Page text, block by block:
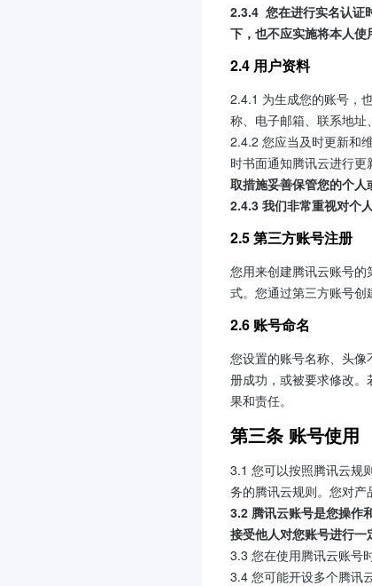
2.3.4  您在进行实名认
下，也不应实施将本人使
2.4 用户资料
2.4.1 为生成您的账号，
称、电子邮箱、联系地址
2.4.2 您应当及时更新和
时书面通知腾讯云进行更
取措施妥善保管您的个人
2.4.3 我们非常重视对个
2.5 第三方账号注册
您用来创建腾讯云账号
式。您通过第三方账号创
2.6 账号命名
您设置的账号名称、头
册成功，或被要求修改
果和责任。
第三条 账号使用
3.1 您可以按照腾讯云规
务的腾讯云规则。您对产
3.2 腾讯云账号是您操作
接受他人对您账号进行一
3.3 您在使用腾讯云账号
3.4 您可能开设多个腾讯